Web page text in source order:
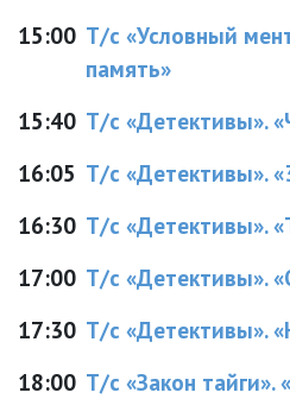
15:00 Т/с «Условный
память»
15:40 Т/с «Детективы».
16:05 Т/с «Детективы».
16:30 Т/с «Детективы».
17:00 Т/с «Детективы».
17:30 Т/с «Детективы».
18:00 Т/с «Закон тайги».